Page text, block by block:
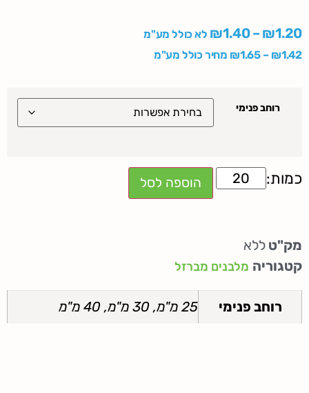
₪1.20
–
₪1.40
לא כולל מע"מ
₪1.42
–
₪1.65 מחיר כולל מע"מ
רוחב פנימי
הוספה לסל
מק"ט ללא
קטגוריה מלבנים מברזל
רוחב פנימי 25 מ"מ, 30 מ"מ, 40 מ"מ